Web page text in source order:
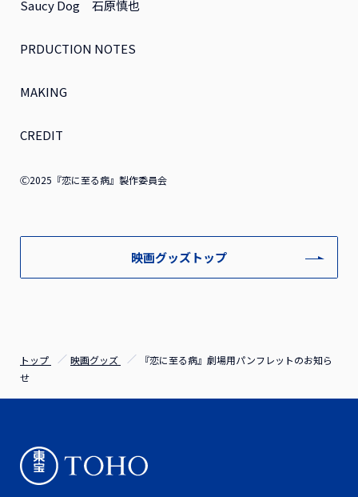
Saucy Dog 石原慎也
PRDUCTION NOTES
MAKING
CREDIT
Ⓒ2025『恋に至る病』製作委員会
映画グッズトップ
トップ 映画グッズ
『恋に至る病』劇場用パンフレットのお知ら
せ